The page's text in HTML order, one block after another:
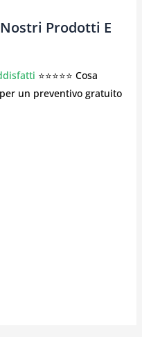
Prodotti E
⭐⭐⭐⭐⭐ Cosa
per un preventivo gratuito